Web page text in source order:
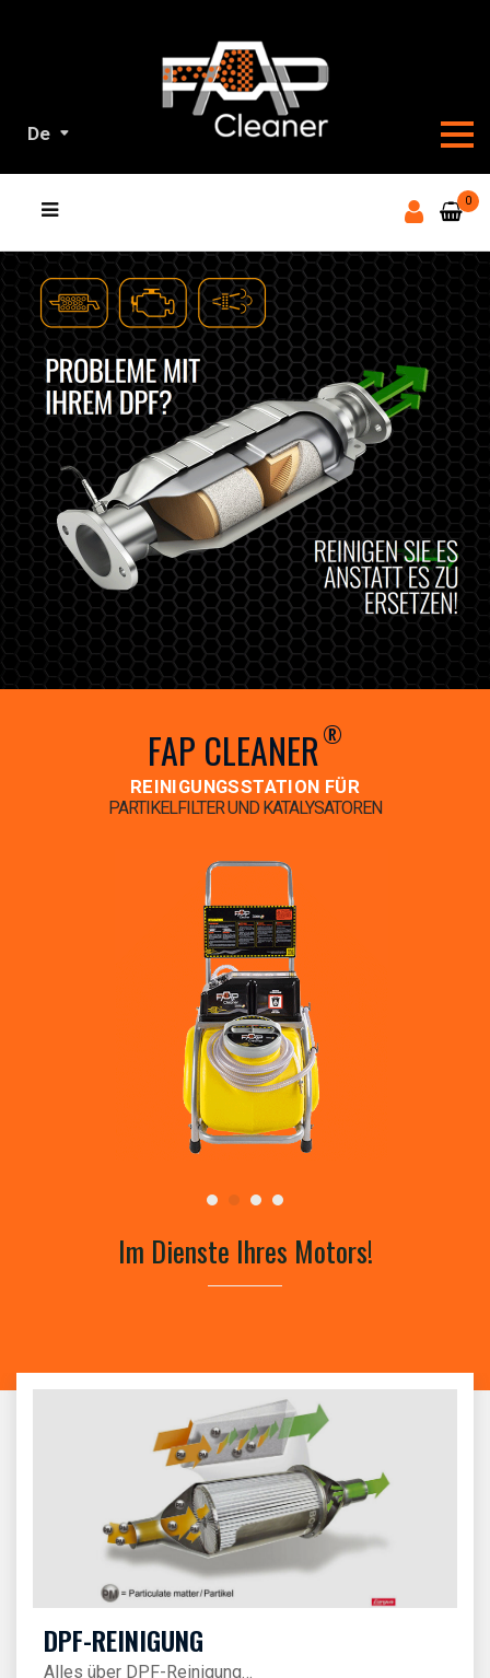
De
0
FAP CLEANER ®
REINIGUNGSSTATION FÜR
PARTIKELFILTER UND KATALYSATOREN
Im Dienste Ihres Motors!
DPF-REINIGUNG
Alles über DPF-Reinigung…